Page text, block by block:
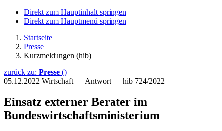
Direkt zum Hauptinhalt springen
Direkt zum Hauptmenü springen
Startseite
Presse
Kurzmeldungen (hib)
zurück zu: Presse ()
05.12.2022 Wirtschaft — Antwort — hib 724/2022
Einsatz externer Berater im
Bundeswirtschaftsministerium